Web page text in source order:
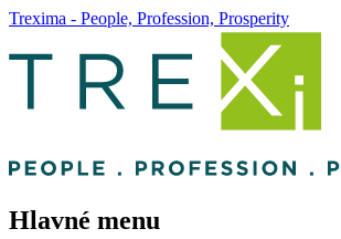
Trexima - People, Profession, Prosperity
Hlavné menu